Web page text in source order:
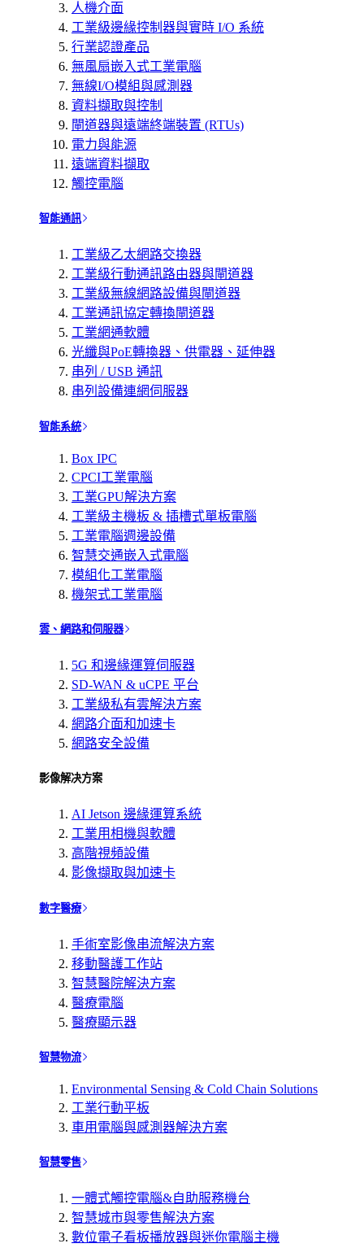
人機介面
工業級邊緣控制器與實時 I/O 系統
行業認證產品
無風扇嵌入式工業電腦
無線I/O模組與感測器
資料擷取與控制
閘道器與遠端終端裝置 (RTUs)
電力與能源
遠端資料擷取
觸控電腦
智能通訊
工業級乙太網路交換器
工業級行動通訊路由器與閘道器
工業級無線網路設備與閘道器
工業通訊協定轉換閘道器
工業網通軟體
光纖與PoE轉換器、供電器、延伸器
串列 / USB 通訊
串列設備連網伺服器
智能系統
Box IPC
CPCI工業電腦
工業GPU解決方案
工業級主機板 & 插槽式單板電腦
工業電腦週邊設備
智慧交通嵌入式電腦
模組化工業電腦
機架式工業電腦
雲、網路和伺服器
5G 和邊緣運算伺服器
SD-WAN & uCPE 平台
工業級私有雲解決方案
網路介面和加速卡
網路安全設備
影像解决方案
AI Jetson 邊緣運算系統
工業用相機與軟體
高階視頻設備
影像擷取與加速卡
數字醫療
手術室影像串流解決方案
移動醫護工作站
智慧醫院解決方案
醫療電腦
醫療顯示器
智慧物流
Environmental Sensing & Cold Chain Solutions
工業行動平板
車用電腦與感測器解決方案
智慧零售
一體式觸控電腦&自助服務機台
智慧城市與零售解決方案
數位電子看板播放器與迷你電腦主機